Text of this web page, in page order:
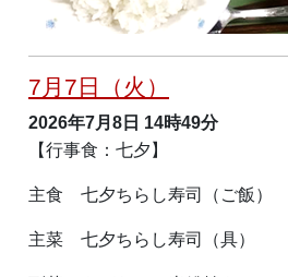
7月7日（火）
2026年7月8日 14時49分
【行事食：七夕】
主食 七夕ちらし寿司（ご飯）
主菜 七夕ちらし寿司（具）